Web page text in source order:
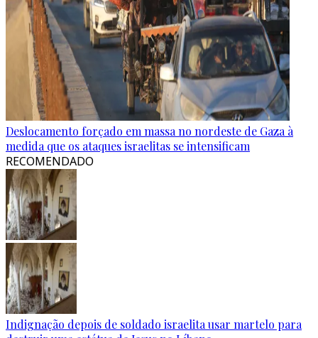
Deslocamento forçado em massa no nordeste de Gaza à
medida que os ataques israelitas se intensificam
RECOMENDADO
Indignação depois de soldado israelita usar martelo para